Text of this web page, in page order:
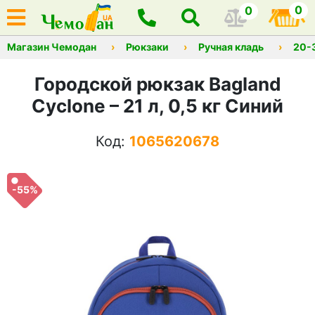
0 0
Магазин Чемодан Рюкзаки Ручная кладь 20-
Городской рюкзак Bagland
Cyclone – 21 л, 0,5 кг Синий
Код: 1065620678
-55%